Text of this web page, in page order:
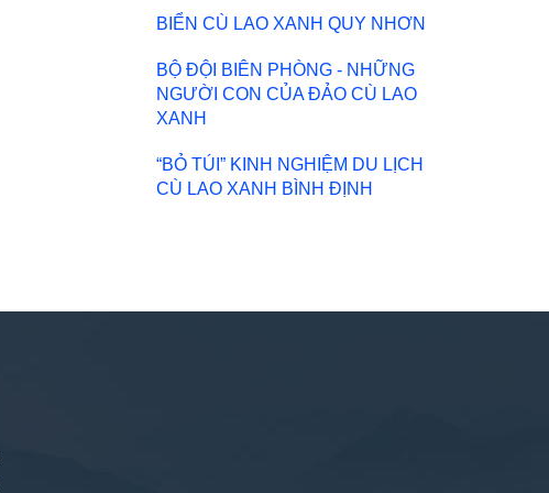
BIỂN CÙ LAO XANH QUY NHƠN
BỘ ĐỘI BIÊN PHÒNG - NHỮNG
NGƯỜI CON CỦA ĐẢO CÙ LAO
XANH
“BỎ TÚI” KINH NGHIỆM DU LỊCH
CÙ LAO XANH BÌNH ĐỊNH